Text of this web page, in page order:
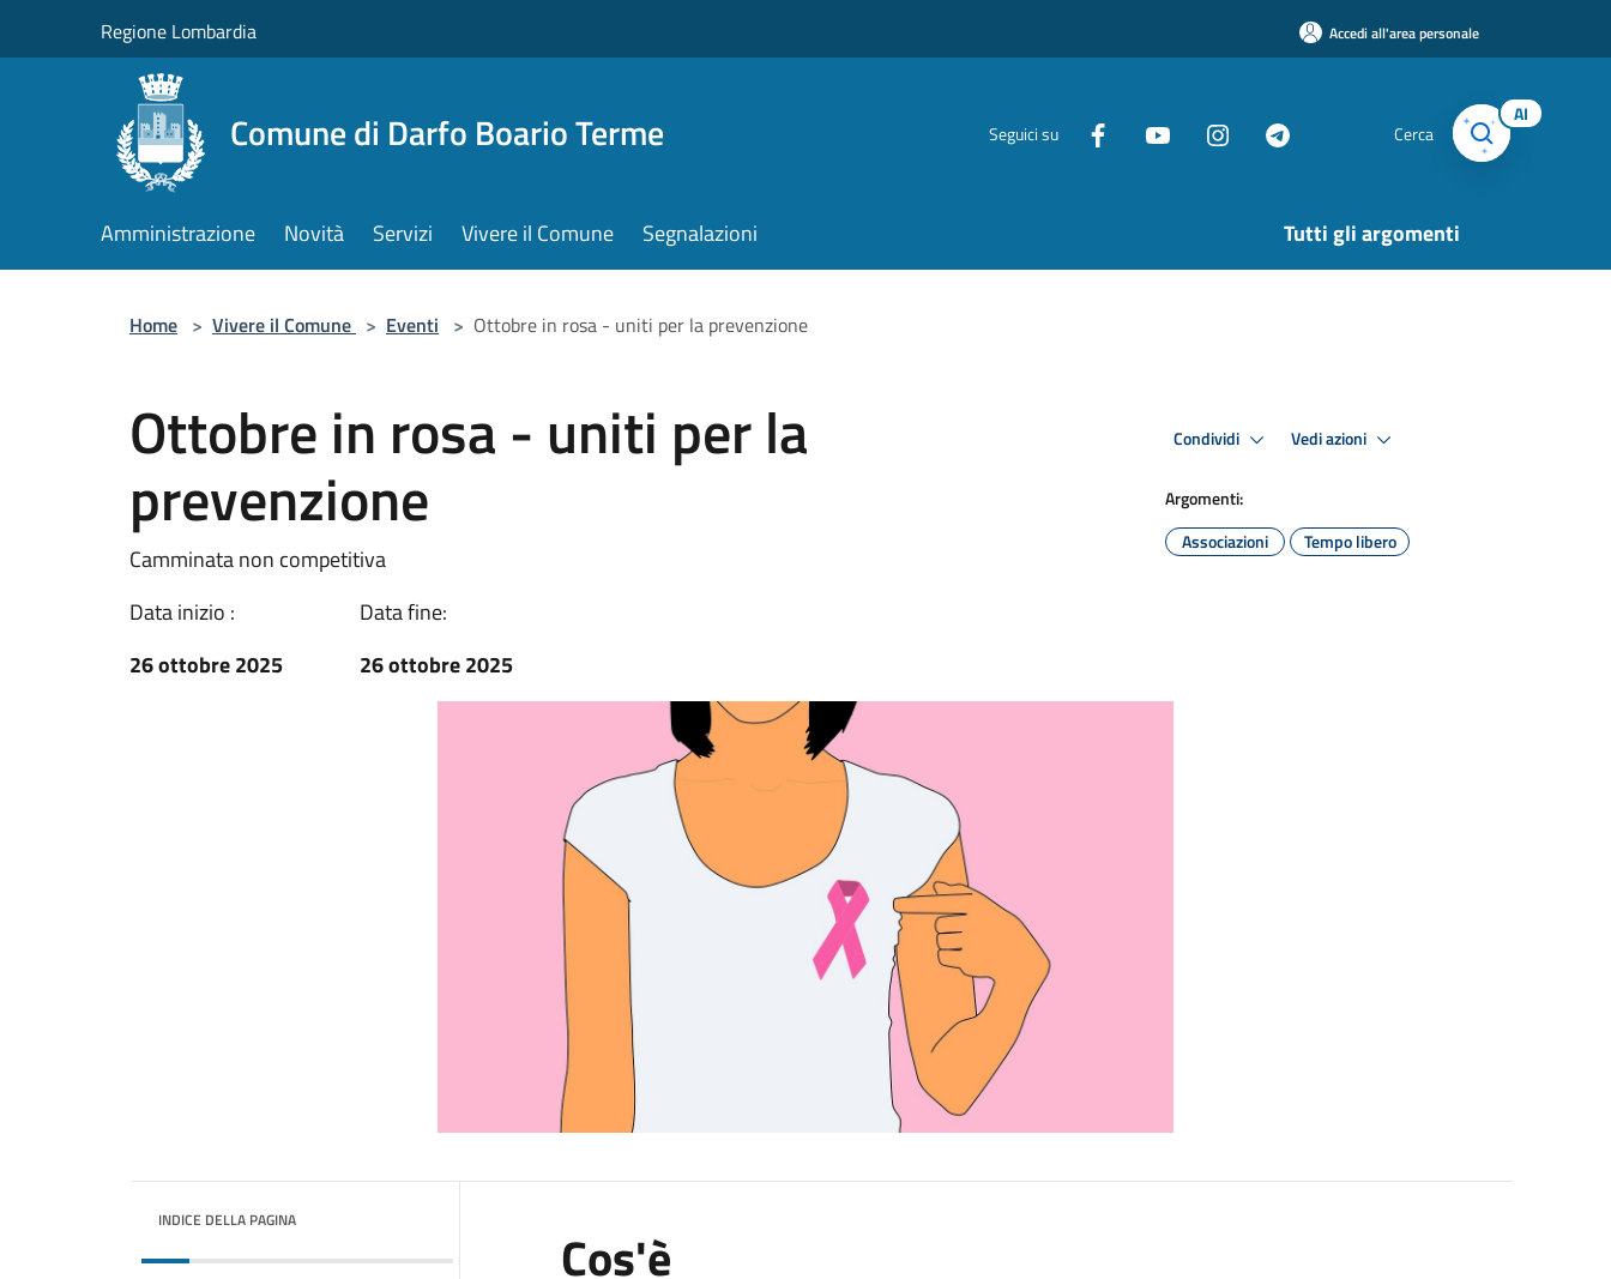
Regione Lombardia Accedi all'area personale
Comune di Darfo Boario Terme Seguici su Cerca
AI
Amministrazione Novità Servizi Vivere il Comune Segnalazioni Tutti gli argomenti
Home > Vivere il Comune > Eventi > Ottobre in rosa - uniti per la prevenzione
Ottobre in rosa - uniti per la
prevenzione
Camminata non competitiva
Data inizio :
26 ottobre 2025
Data fine:
26 ottobre 2025
Condividi Vedi azioni
Argomenti:
Associazioni
Tempo libero
INDICE DELLA PAGINA
Cos'è